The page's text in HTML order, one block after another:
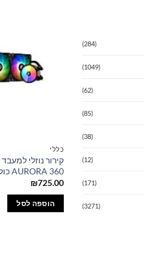
(284)
(1049)
(62)
(85)
(38)
(12)
(171)
(3271)
כללי
AURORA 360 כולל קיט 1700
₪725.00
הוספה לסל